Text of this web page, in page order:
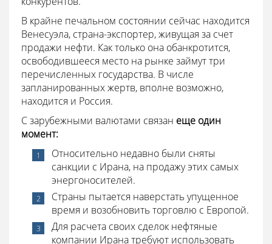
В крайне печальном состоянии сейчас находится
Венесуэла, страна-экспортер, живущая за счет
продажи нефти. Как только она обанкротится,
освободившееся место на рынке займут три
перечисленных государства. В числе
запланированных жертв, вполне возможно,
находится и Россия.
С зарубежными валютами связан еще один
момент:
Относительно недавно были сняты
санкции с Ирана, на продажу этих самых
энергоносителей.
Страны пытается наверстать упущенное
время и возобновить торговлю с Европой.
Для расчета своих сделок нефтяные
компании Ирана требуют использовать